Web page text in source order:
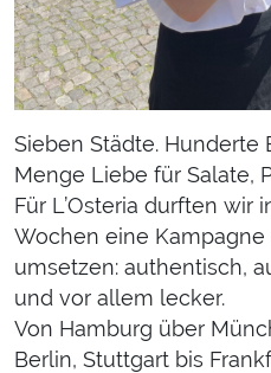
Sieben Städte. Hunderte
Menge Liebe für Salate,
Für L’Osteria durften wir
Wochen eine
umsetzen: authentisch,
und vor allem lecker.
Von Hamburg über
Berlin, Stuttgart bis